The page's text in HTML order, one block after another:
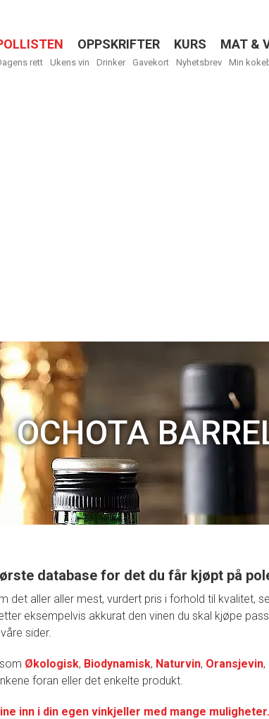
OPPSKRIFTER KURS MAT &
rett Ukens vin Drinker Gavekort Nyhetsbrev Min
OCHOTA
database for det du får kjøpt på
det aller aller mest, vurdert pris i forhold til kvalitet,
eksempelvis akkurat den vinen du skal kjøpe
sider.
Økologisk, Biodynamisk, Naturvin, Oransjevin,
foran eller det enkelte produkt.
inn i din egen vinkjeller med mange muligheter.